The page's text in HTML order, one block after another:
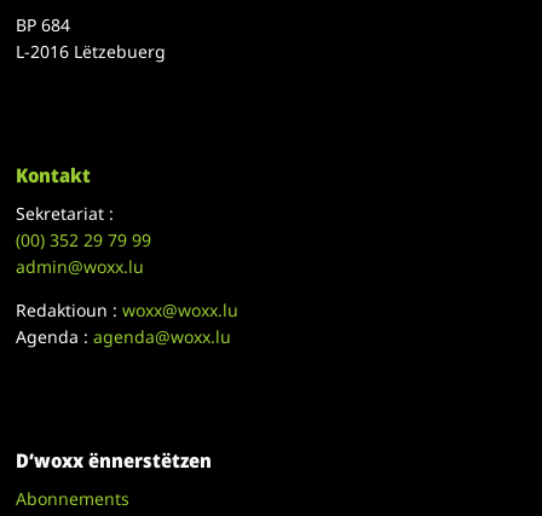
BP 684
L-2016 Lëtzebuerg
Kontakt
Sekretariat :
(00)352 29 79 99
admin@woxx.lu
Redaktioun :woxx@woxx.lu
Agenda :agenda@woxx.lu
D’woxx ënnerstëtzen
Abonnements